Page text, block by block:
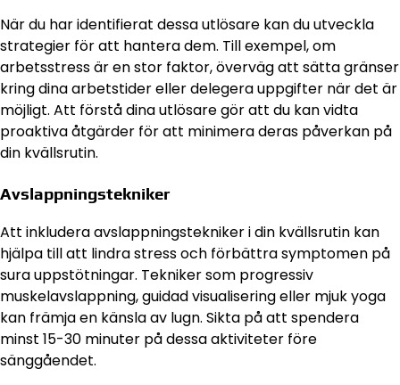
När du har identifierat dessa utlösare kan du utveckla
strategier för att hantera dem. Till exempel, om
arbetsstress är en stor faktor, överväg att sätta gränser
kring dina arbetstider eller delegera uppgifter när det är
möjligt. Att förstå dina utlösare gör att du kan vidta
proaktiva åtgärder för att minimera deras påverkan på
din kvällsrutin.
Avslappningstekniker
Att inkludera avslappningstekniker i din kvällsrutin kan
hjälpa till att lindra stress och förbättra symptomen på
sura uppstötningar. Tekniker som progressiv
muskelavslappning, guidad visualisering eller mjuk yoga
kan främja en känsla av lugn. Sikta på att spendera
minst 15-30 minuter på dessa aktiviteter före
sänggåendet.